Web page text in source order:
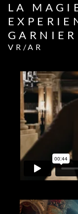
LA
GARNIER
VR/AR